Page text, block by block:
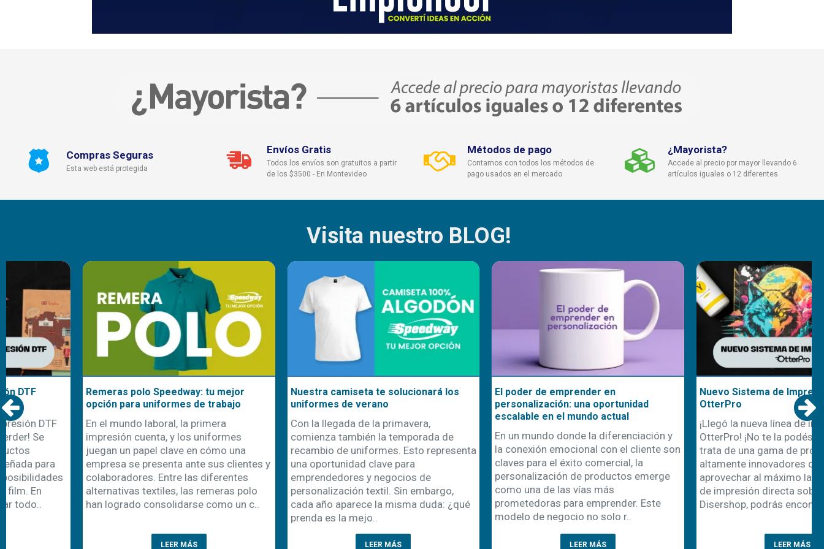
Compras Seguras
Esta web está protegida
Envíos Gratis
Todos los envíos son gratuitos a partir
de los $3500 - En Montevideo
Métodos de pago
Contamos con todos los métodos de
pago usados en el mercado
¿Mayorista?
Accede al precio por mayor llevando 6
artículos iguales o 12 diferentes
Visita nuestro BLOG!
Remeras polo Speedway: tu mejor
opción para uniformes de trabajo
En el mundo laboral, la primera
impresión cuenta, y los uniformes
juegan un papel clave en cómo una
empresa se presenta ante sus clientes y
colaboradores. Entre las diferentes
alternativas textiles, las remeras polo
han logrado consolidarse como un c..
Nuestra camiseta te solucionará los
uniformes de verano
Con la llegada de la primavera,
comienza también la temporada de
recambio de uniformes. Esto representa
una oportunidad clave para
emprendedores y negocios de
personalización textil. Sin embargo,
cada año aparece la misma duda: ¿qué
prenda es la mejo..
El poder de emprender en
personalización: una oportunidad
escalable en el mundo actual
En un mundo donde la diferenciación y
la conexión emocional con el cliente son
claves para el éxito comercial, la
personalización de productos emerge
como una de las vías más
prometedoras para emprender. Este
modelo de negocio no solo r..
Nuevo Sistema de Impresión DTF
OtterPro
¡Llegó la nueva línea de impresión DTF
OtterPro! ¡No te la podés perder! Se
trata de una gama de productos
altamente innovadores diseñada para
aprovechar al máximo las posibilidades
de impresión directa sobre film. En
Disershop, podrás encontrar todo..